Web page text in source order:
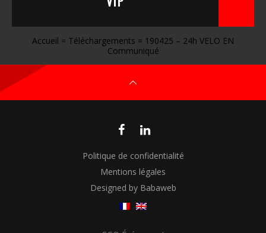
Accueil = Téléchargements = 190425 – 24h VELO EN
Communiqué
Politique de confidentialité
Mentions légales
Designed by Babaweb